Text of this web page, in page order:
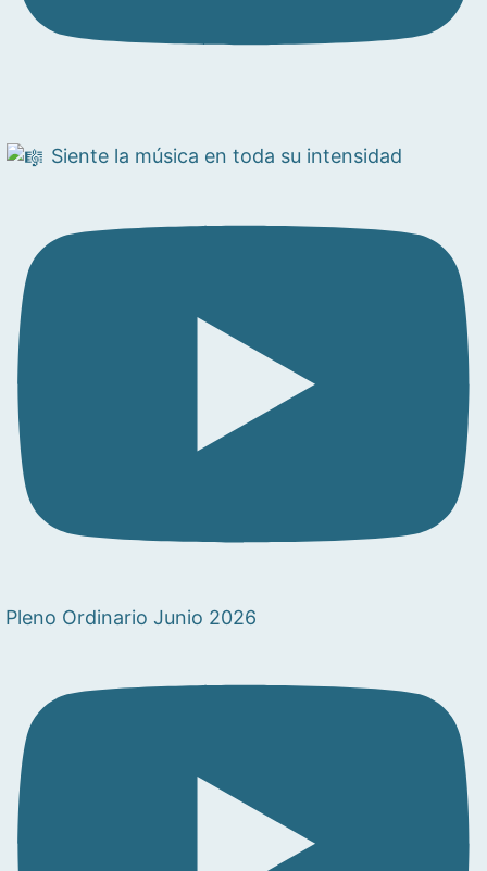
Siente la música en toda su intensidad
Pleno Ordinario Junio 2026